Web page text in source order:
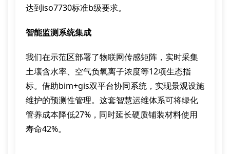
达到iso7730标准b级要求。
智能监测系统集成
我们在示范区部署了物联网传感矩阵，实时采集
土壤含水率、空气负氧离子浓度等12项生态指
标。借助bim+gis双平台协同系统，实现景观设施
维护的预测性管理。这套智慧运维体系可将绿化
管养成本降低27%，同时延长硬质铺装材料使用
寿命42%。